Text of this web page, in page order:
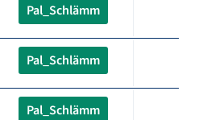
Pal_Schlämm
Pal_Schlämm
Pal_Schlämm